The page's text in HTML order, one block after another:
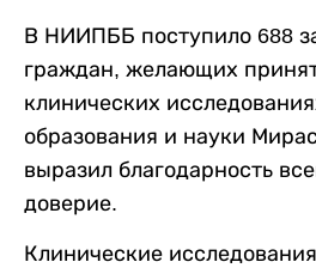
В НИИПББ поступило 688
граждан, желающих
клинических
образования и науки
выразил благодарность
доверие.
Клинические